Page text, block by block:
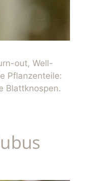
out, Well-
Pflanzenteile:
Blattknospen.